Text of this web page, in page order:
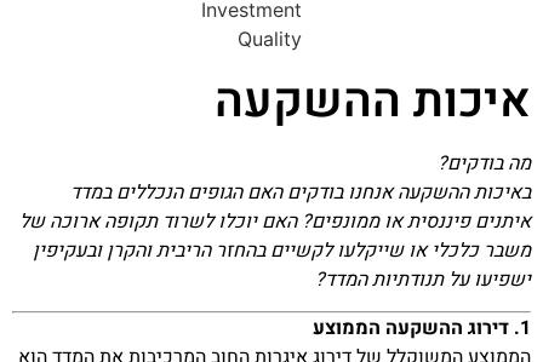
איכות ההשקעה
מה בודקים?
באיכות ההשקעה אנחנו בודקים האם הגופים הנכללים במדד
איתנים פיננסית או ממונפים? האם יוכלו לשרוד תקופה ארוכה של
משבר כלכלי או שייקלעו לקשיים בהחזר הריבית והקרן ובעקיפין
ישפיעו על תנודתיות המדד?
1. דירוג ההשקעה הממוצע